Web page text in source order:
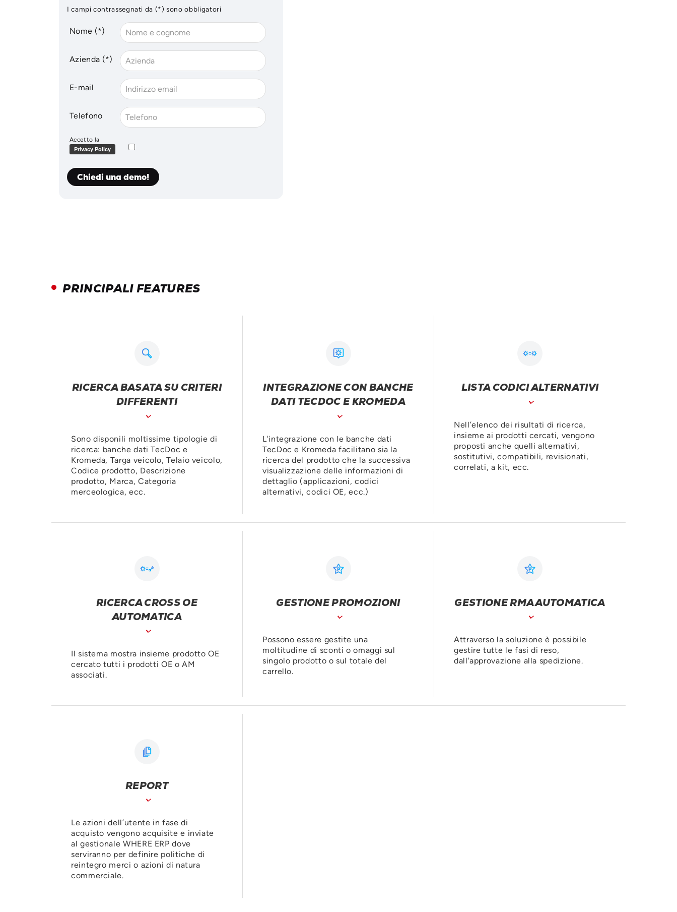
I campi contrassegnati da (*) sono obbligatori
Nome (*)
Azienda (*)
E-mail
Telefono
Accetto la
PRINCIPALI FEATURES
RICERCA BASATA SU CRITERI
DIFFERENTI
Sono disponili moltissime tipologie di
ricerca: banche dati TecDoc e
Kromeda, Targa veicolo, Telaio veicolo,
Codice prodotto, Descrizione
prodotto, Marca, Categoria
merceologica, ecc.
INTEGRAZIONE CON BANCHE
DATI TECDOC E KROMEDA
L'integrazione con le banche dati
TecDoc e Kromeda facilitano sia la
ricerca del prodotto che la successiva
visualizzazione delle informazioni di
dettaglio (applicazioni, codici
alternativi, codici OE, ecc.)
LISTA CODICI ALTERNATIVI
Nell’elenco dei risultati di ricerca,
insieme ai prodotti cercati, vengono
proposti anche quelli alternativi,
sostitutivi, compatibili, revisionati,
correlati, a kit, ecc.
RICERCA CROSS OE
AUTOMATICA
Il sistema mostra insieme prodotto OE
cercato tutti i prodotti OE o AM
associati.
GESTIONE PROMOZIONI
Possono essere gestite una
moltitudine di sconti o omaggi sul
singolo prodotto o sul totale del
carrello.
GESTIONE RMA AUTOMATICA
Attraverso la soluzione è possibile
gestire tutte le fasi di reso,
dall'approvazione alla spedizione.
REPORT
Le azioni dell’utente in fase di
acquisto vengono acquisite e inviate
al gestionale WHERE ERP dove
serviranno per definire politiche di
reintegro merci o azioni di natura
commerciale.